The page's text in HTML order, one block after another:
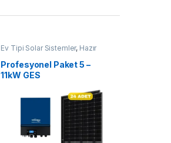
Ev Tipi Solar Sistemler, Hazır
Sistemler
Profesyonel Paket 5 –
11kW GES